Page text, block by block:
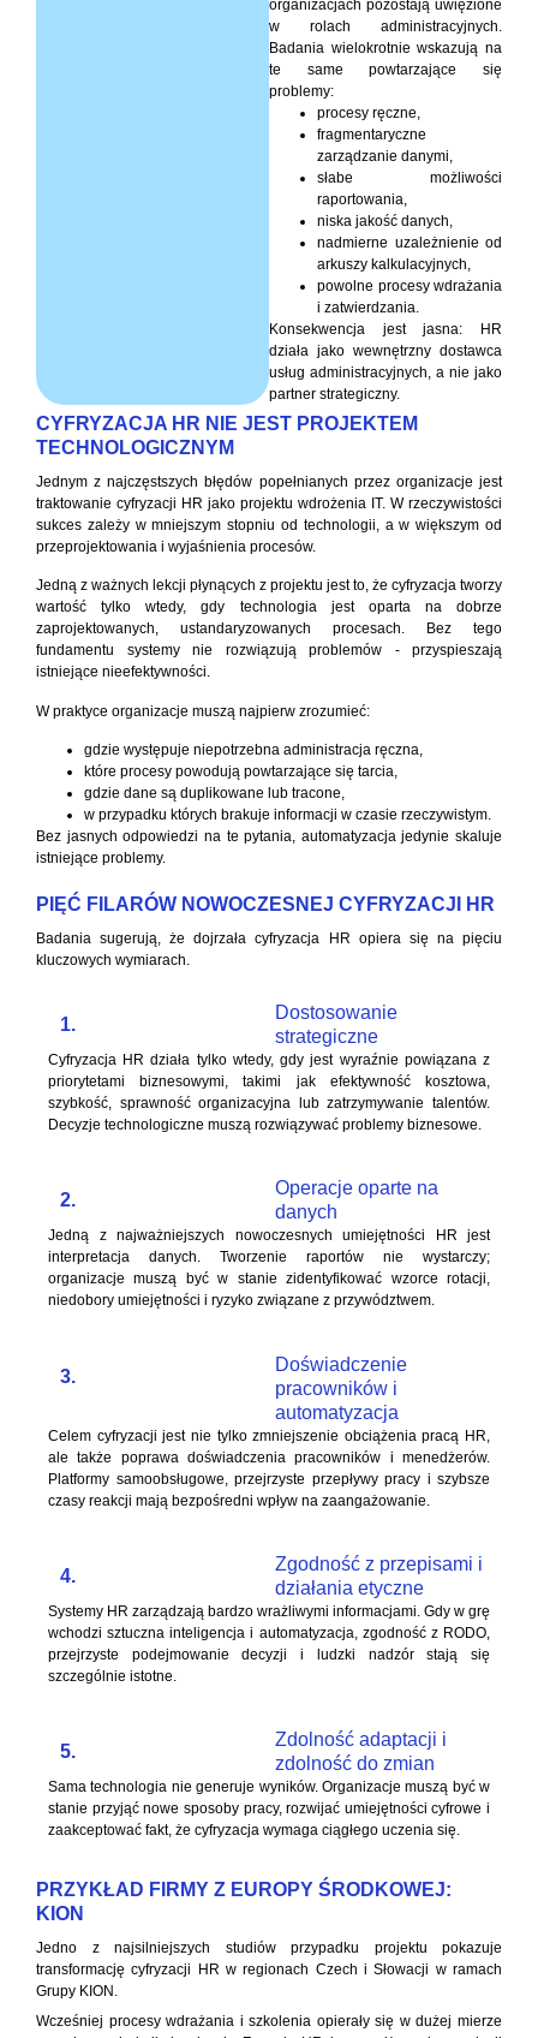
organizacjach pozostają uwięzione
w rolach administracyjnych.
Badania wielokrotnie wskazują na
te same powtarzające się
problemy:
procesy ręczne,
fragmentaryczne
zarządzanie danymi,
słabe możliwości
raportowania,
niska jakość danych,
nadmierne uzależnienie od
arkuszy kalkulacyjnych,
powolne procesy wdrażania
i zatwierdzania.
Konsekwencja jest jasna: HR
działa jako wewnętrzny dostawca
usług administracyjnych, a nie jako
partner strategiczny.
CYFRYZACJA HR NIE JEST PROJEKTEM
TECHNOLOGICZNYM
Jednym z najczęstszych błędów popełnianych przez organizacje jest
traktowanie cyfryzacji HR jako projektu wdrożenia IT. W rzeczywistości
sukces zależy w mniejszym stopniu od technologii, a w większym od
przeprojektowania i wyjaśnienia procesów.
Jedną z ważnych lekcji płynących z projektu jest to, że cyfryzacja tworzy
wartość tylko wtedy, gdy technologia jest oparta na dobrze
zaprojektowanych, ustandaryzowanych procesach. Bez tego
fundamentu systemy nie rozwiązują problemów - przyspieszają
istniejące nieefektywności.
W praktyce organizacje muszą najpierw zrozumieć:
gdzie występuje niepotrzebna administracja ręczna,
które procesy powodują powtarzające się tarcia,
gdzie dane są duplikowane lub tracone,
w przypadku których brakuje informacji w czasie rzeczywistym.
Bez jasnych odpowiedzi na te pytania, automatyzacja jedynie skaluje
istniejące problemy.
PIĘĆ FILARÓW NOWOCZESNEJ CYFRYZACJI HR
Badania sugerują, że dojrzała cyfryzacja HR opiera się na pięciu
kluczowych wymiarach.
1.
Dostosowanie
strategiczne
Cyfryzacja HR działa tylko wtedy, gdy jest wyraźnie powiązana z
priorytetami biznesowymi, takimi jak efektywność kosztowa,
szybkość, sprawność organizacyjna lub zatrzymywanie talentów.
Decyzje technologiczne muszą rozwiązywać problemy biznesowe.
2.
Operacje oparte na
danych
Jedną z najważniejszych nowoczesnych umiejętności HR jest
interpretacja danych. Tworzenie raportów nie wystarczy;
organizacje muszą być w stanie zidentyfikować wzorce rotacji,
niedobory umiejętności i ryzyko związane z przywództwem.
3.
Doświadczenie
pracowników i
automatyzacja
Celem cyfryzacji jest nie tylko zmniejszenie obciążenia pracą HR,
ale także poprawa doświadczenia pracowników i menedżerów.
Platformy samoobsługowe, przejrzyste przepływy pracy i szybsze
czasy reakcji mają bezpośredni wpływ na zaangażowanie.
4.
Zgodność z przepisami i
działania etyczne
Systemy HR zarządzają bardzo wrażliwymi informacjami. Gdy w grę
wchodzi sztuczna inteligencja i automatyzacja, zgodność z RODO,
przejrzyste podejmowanie decyzji i ludzki nadzór stają się
szczególnie istotne.
5.
Zdolność adaptacji i
zdolność do zmian
Sama technologia nie generuje wyników. Organizacje muszą być w
stanie przyjąć nowe sposoby pracy, rozwijać umiejętności cyfrowe i
zaakceptować fakt, że cyfryzacja wymaga ciągłego uczenia się.
PRZYKŁAD FIRMY Z EUROPY ŚRODKOWEJ:
KION
Jedno z najsilniejszych studiów przypadku projektu pokazuje
transformację cyfryzacji HR w regionach Czech i Słowacji w ramach
Grupy KION.
Wcześniej procesy wdrażania i szkolenia opierały się w dużej mierze